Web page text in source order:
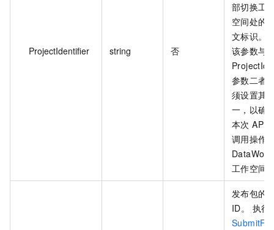
ProjectIdentifier string 否
部切换工
空间处的
文标识。
该参数与
ProjectId
参数二者
须设置其
一，以确
本次 API
调用操作
工作空间
发布包的
ID。 执行